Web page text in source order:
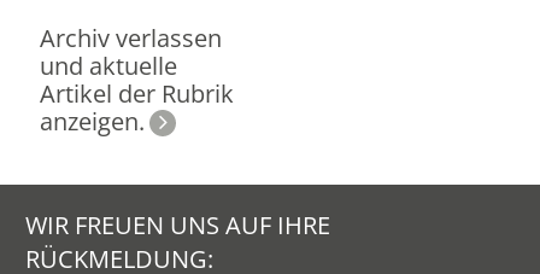
Archiv verlassen
und aktuelle
Artikel der Rubrik
anzeigen.
WIR FREUEN UNS AUF IHRE
RÜCKMELDUNG: